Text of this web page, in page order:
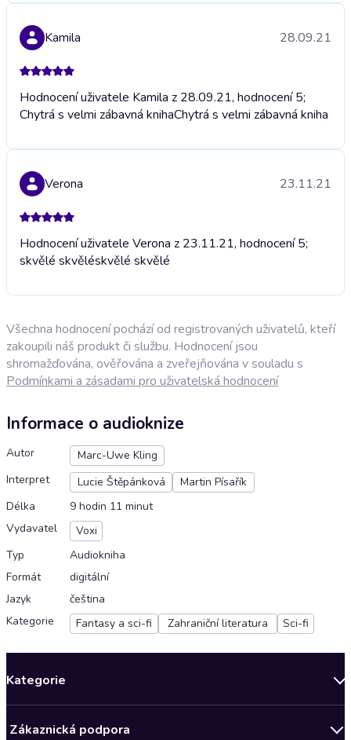
Kamila 28.09.21
Hodnocení uživatele Kamila z 28.09.21, hodnocení 5;
Chytrá s velmi zábavná knihaChytrá s velmi zábavná kniha
Verona 23.11.21
Hodnocení uživatele Verona z 23.11.21, hodnocení 5;
skvělé skvěléskvělé skvělé
Všechna hodnocení pochází od registrovaných uživatelů, kteří
zakoupili náš produkt či službu. Hodnocení jsou
shromažďována, ověřována a zveřejňována v souladu s
Podmínkami a zásadami pro uživatelská hodnocení
Informace o audioknize
Autor
Marc-Uwe Kling
Interpret
Lucie Štěpánková
Martin Písařík
Délka
9 hodin 11 minut
Vydavatel
Voxi
Typ
Audiokniha
Formát
digitální
Jazyk
čeština
Kategorie
Fantasy a sci-fi Zahraniční literatura Sci-fi
Kategorie
Zákaznická podpora